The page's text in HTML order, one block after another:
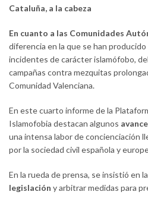
Cataluña, a la cabeza
En cuanto a las Comunidades
diferencia en la que se han
incidentes de carácter islamófobo,
campañas contra mezquitas
Comunidad Valenciana.
En este cuarto informe de la
Islamofobia destacan algunos
una intensa labor de concienciación
por la sociedad civil española y
En la rueda de prensa, se insistió en la
legislación y arbitrar medidas para